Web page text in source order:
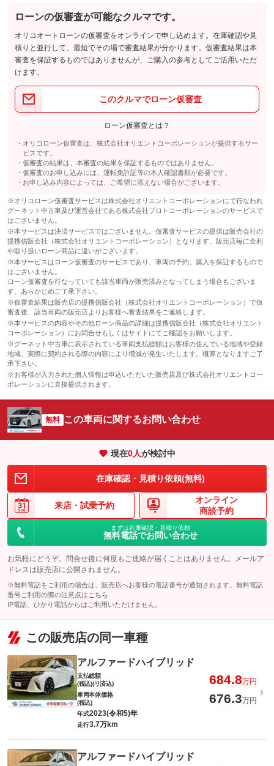
ローンの仮審査が可能なクルマです。
オリコオートローンの仮審査をオンラインで申し込めます。在庫確認や見
積りと並行して、最短でその場で審査結果が分かります。仮審査結果は本
審査を保証するものではありませんが、ご購入の参考としてご活用いただ
けます。
このクルマでローン仮審査
ローン仮審査とは？
オリコローン仮審査は、株式会社オリエントコーポレーションが提供するサー
ビスです。
仮審査の結果は、本審査の結果を保証するものではありません。
仮審査のお申し込みには、運転免許証等の本人確認書類が必要です。
お申し込み内容によっては、ご希望に添えない場合がございます。
※オリコローン仮審査サービスは株式会社オリエントコーポレーションにて行なわれ
グーネット中古車及び運営会社である株式会社プロトコーポレーションのサービスで
はございません。
※本サービスは決済サービスではございません。仮審査サービスの提供は販売会社の
提携信販会社（株式会社オリエントコーポレーション）となります。販売店毎に金利
や取り扱いローン商品に違いがございます。
※本サービスはローン仮審査のサービスであり、車両の予約、購入を保証するもので
はございません。
ローン仮審査を行なっていても該当車両が販売済みとなってしまう場合もございま
す。あらかじめご了承下さい。
※仮審査結果は販売店の提携信販会社（株式会社オリエントコーポレーション）で仮
審査後、該当車両の販売店よりお客様へ審査結果をご連絡します。
※本サービスの内容やその他ローン商品の詳細は提携信販会社（株式会社オリエント
コーポレーション）にお問合せもしくはサイトにてご確認をお願いします。
※グーネット中古車に表示されている車両支払総額はお客様の住んでいる地域や登録
地域、実際に契約される際の内容により増減が発生いたします。概算となりますご了
承下さい。
※お客様が入力された個人情報は申込いただいた販売店及び株式会社オリエントコー
ポレーションに直接提供されます。
無料 この車両に関するお問い合わせ
現在0人が検討中
在庫確認・見積り依頼(無料)
来店・ 試乗予約
オンライン
商談予約
まずは在庫確認・見積り依頼
無料電話でお問い合わせ
お気軽にどうぞ。問合せ後に何度もご連絡が届くことはありません。メールア
ドレスは販売店に公開されません。
※無料電話をご利用の場合は、販売店へお客様の電話番号が通知されます。無料電話
番号ご利用の際の注意点は こちら
IP電話、ひかり電話からはご利用いただけません。
この販売店の同一車種
アルファードハイブリッド
支払総額
(税込)(リ済込)
684.8万円
車両本体価格
(税込)
676.3万円
年式2023(令和5)年
走行3.7万km
アルファードハイブリッド